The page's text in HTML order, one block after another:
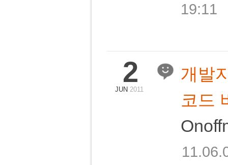
19:11
2
JUN 2011
개발
코드